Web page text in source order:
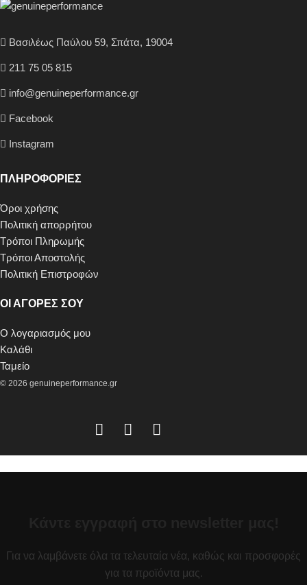
Βασιλέως Παύλου 59, Σπάτα, 19004
211 75 05 815
info@genuineperformance.gr
Facebook
Instagram
ΠΛΗΡΟΦΟΡΙΕΣ
Όροι χρήσης
Πολιτική απορρήτου
Τρόποι Πληρωμής
Τρόποι Αποστολής
Πολιτική Επιστροφών
ΟΙ ΑΓΟΡΕΣ ΣΟΥ
Ο λογαριασμός μου
Καλάθι
Ταμείο
© 2026 genuineperformance.gr
Για να λαμβάνετε όλα τα τελευταία νέα, καθώς και προσφορές
για τα προϊόντα μας.